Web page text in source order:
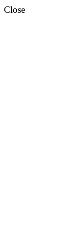
Close